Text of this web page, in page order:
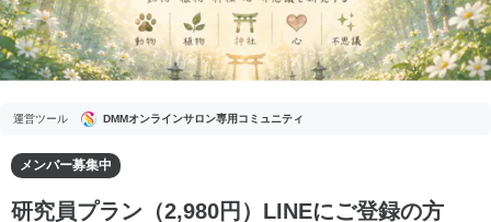
運営ツール DMMオンラインサロン専用コミュニティ
メンバー募集中
研究員プラン（2,980円）LINEにご登録の方